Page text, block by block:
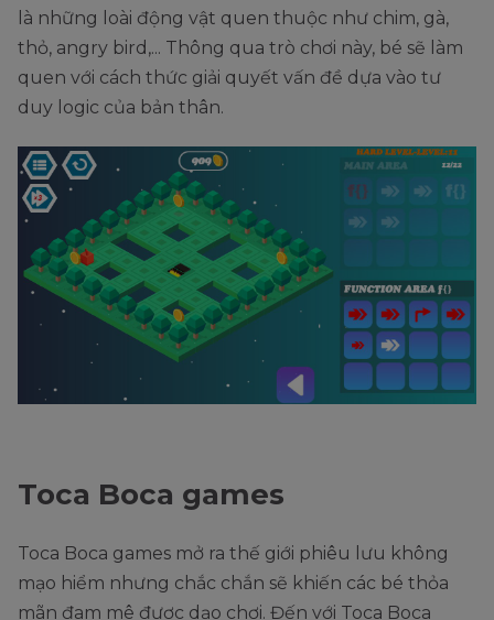
là những loài động vật quen thuộc như chim, gà,
thỏ, angry bird,... Thông qua trò chơi này, bé sẽ làm
quen với cách thức giải quyết vấn đề dựa vào tư
duy logic của bản thân.
Toca Boca games
Toca Boca games mở ra thế giới phiêu lưu không
mạo hiểm nhưng chắc chắn sẽ khiến các bé thỏa
mãn đam mê được dạo chơi. Đến với Toca Boca